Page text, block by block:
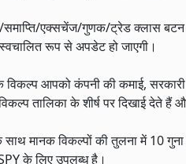
समाप्ति/एक्सचेंज/गुणक/ट्रेड क्लास
रूप से अपडेट हो जाएगी।
आपको कंपनी की कमाई,
तालिका के शीर्ष पर दिखाई देते
मानक विकल्पों की तुलना में 10
के लिए उपलब्ध है।